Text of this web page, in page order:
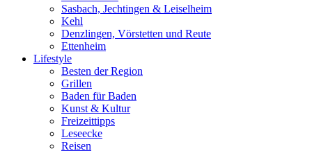
Sasbach, Jechtingen & Leiselheim
Kehl
Denzlingen, Vörstetten und Reute
Ettenheim
Lifestyle
Besten der Region
Grillen
Baden für Baden
Kunst & Kultur
Freizeittipps
Leseecke
Reisen